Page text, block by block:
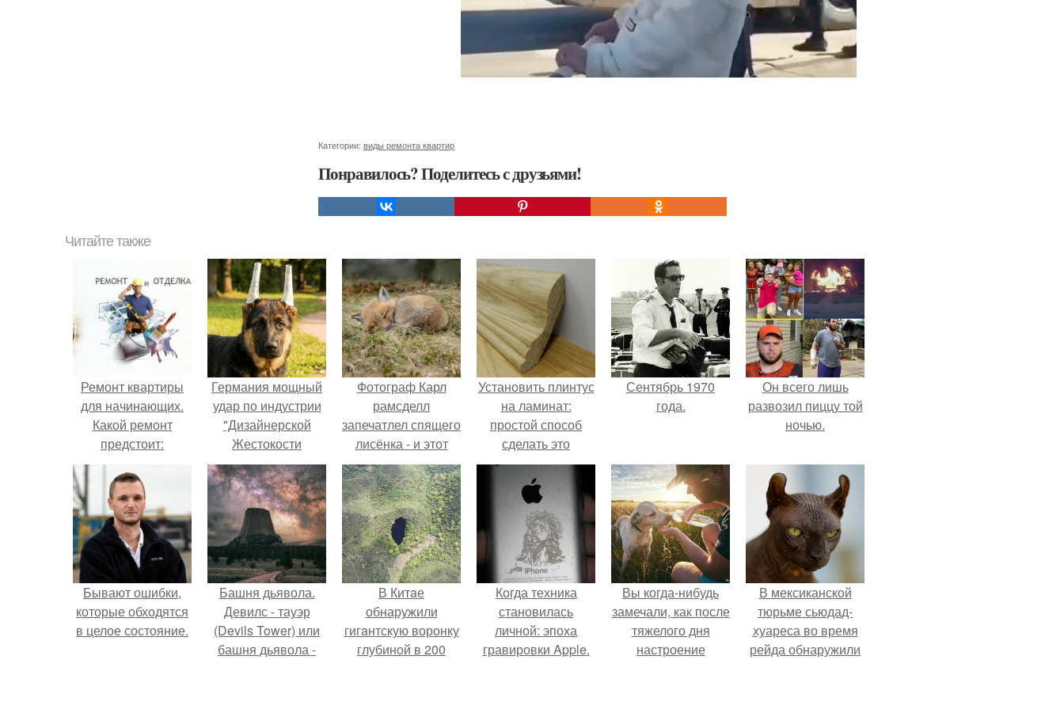
Категории: виды ремонта квартир
Понравилось? Поделитесь с друзьями!
Читайте также
Ремонт квартиры
для начинающих.
Какой ремонт
предстоит:
косметический или
капитальный
Германия мощный
удар по индустрии
"Дизайнерской
Жестокости
нанесла".
Фотограф Карл
рамсделл
запечатлел спящего
лисёнка - и этот
кадр способен
растопить даже
самое суровое
сердце.
Установить плинтус
на ламинат:
простой способ
сделать это
правильно
Сентябрь 1970
года.
Он всего лишь
развозил пиццу той
ночью.
Бывают ошибки,
которые обходятся
в целое состояние.
Башня дьявола.
Девилс - тауэр
(Devils Tower) или
башня дьявола -
В Китaе
обнаружили
гигaнтскую воронку
глубиной в 200
Когда техника
становилась
личной: эпоха
гравировки Apple.
Вы когда-нибудь
замечали, как после
тяжелого дня
настроение
В мексиканской
тюрьме сьюдад-
хуареса во время
рейда обнаружили